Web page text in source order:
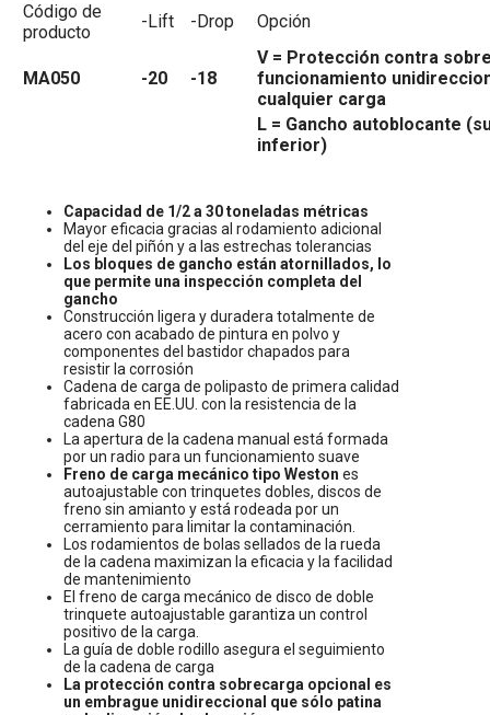
Código de
producto
-Lift -Drop Opción
MA050 -20 -18
V = Protección contra
funcionamiento
cualquier carga
L = Gancho autoblocante
inferior)
Capacidad de 1/2 a 30 toneladas métricas
Mayor eficacia gracias al rodamiento adicional
del eje del piñón y a las estrechas tolerancias
Los bloques de gancho están atornillados, lo
que permite una inspección completa del
gancho
Construcción ligera y duradera totalmente de
acero con acabado de pintura en polvo y
componentes del bastidor chapados para
resistir la corrosión
Cadena de carga de polipasto de primera calidad
fabricada en EE.UU. con la resistencia de la
cadena G80
La apertura de la cadena manual está formada
por un radio para un funcionamiento suave
Freno de carga mecánico tipo Weston es
autoajustable con trinquetes dobles, discos de
freno sin amianto y está rodeada por un
cerramiento para limitar la contaminación.
Los rodamientos de bolas sellados de la rueda
de la cadena maximizan la eficacia y la facilidad
de mantenimiento
El freno de carga mecánico de disco de doble
trinquete autoajustable garantiza un control
positivo de la carga.
La guía de doble rodillo asegura el seguimiento
de la cadena de carga
La protección contra sobrecarga opcional es
un embrague unidireccional que sólo patina